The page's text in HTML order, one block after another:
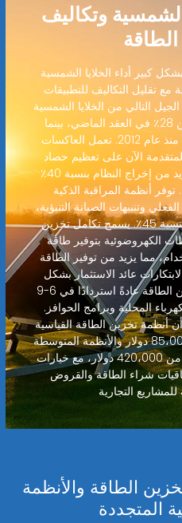
الشمسية وتكاليف
كبير أداء الخلايا الشمسية
مع تقليل التكاليف للتطبيقات
التالي من الخلايا الشمسية
الصناعية من 18٪ إلى أكثر من 28٪ في العقد الماضي، بينما
انخفضت التكاليف بنسبة 88٪ منذ عام 2012. تعمل العاكسات
الآن على تعظيم حصاد
الطاقة من كل محطة، مما يزيد من إخراج النظام بنسبة 40٪
توفر أنظمة المراقبة الذكية
وتنبيهات الصيانة التنبؤية،
مما يقلل التكاليف التشغيلية بنسبة 45٪. يسمح تكامل تخزين
الكهروضوئية بتوفير طاقة
مما يزيد من توفير الطاقة
الابتكارات عائد الاستثمار بشكل
كبير، حيث تحقق مشاريع تخزين الطاقة عادةً استردادًا في 6-9
المحلية وبرامج الحوافز.
أنظمة تخزين الطاقة القياسية
(60-600 كيلوواط) تبدأ من 85،000 دولار والأنظمة المتوسطة
(600 كيلوواط-2.5 ميجاواط) من 420،000 دولار، مع خيارات
شراء الطاقة والقروض
الطاقة والأنظمة
المتجددة